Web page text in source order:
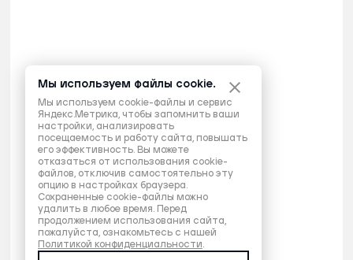
Мы используем файлы cookie.
Мы используем cookie-файлы и сервис
Яндекс.Метрика, чтобы запомнить ваши
настройки, анализировать
посещаемость и работу сайта, повышать
его эффективность. Вы можете
отказаться от использования cookie-
файлов, отключив самостоятельно эту
опцию в настройках браузера.
Сохраненные cookie-файлы можно
удалить в любое время. Перед
продолжением использования сайта,
пожалуйста, ознакомьтесь с нашей
Политикой конфиденциальности.